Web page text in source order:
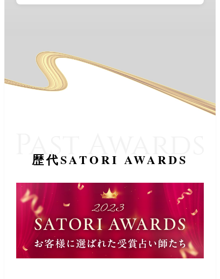
誰にも話せない想いを抱えている方、お1人で抱え込
まず、安心して心の内をそのままお話しくださいね。
どんなお悩みにも誠実に、真正面から向き合ってくれ
歴代SATORI AWARDS